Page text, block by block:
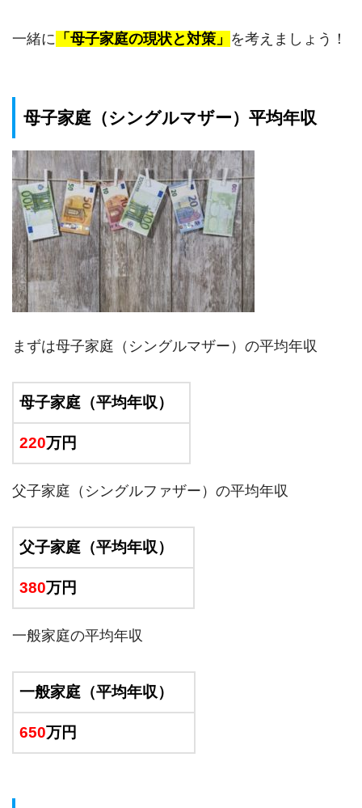
一緒に 「母子家庭の現状と対策」 を考えましょう！
母子家庭（シングルマザー）平均年収
まずは母子家庭（シングルマザー）の平均年収
母子家庭（平均年収）
220万円
父子家庭（シングルファザー）の平均年収
父子家庭（平均年収）
380万円
一般家庭の平均年収
一般家庭（平均年収）
650万円